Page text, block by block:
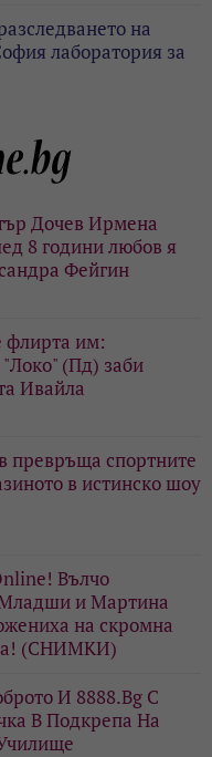
на
лаборатория за
Дочев Ирмена
8 години любов я
Фейгин
флирта им:
(Пд) заби
Ивайла
превръща спортните
в истинско шоу
Вълчо
и Мартина
на скромна
(СНИМКИ)
И 8888.Bg С
В Подкрепа На